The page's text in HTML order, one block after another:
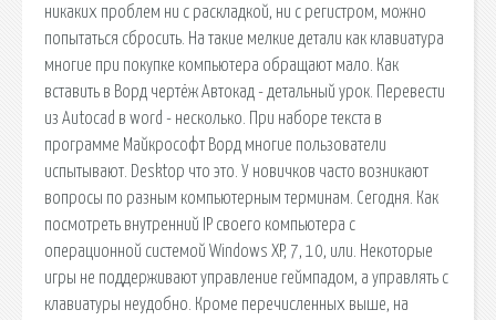
никаких проблем ни с раскладкой, ни с регистром, можно
попытаться сбросить. На такие мелкие детали как клавиатура
многие при покупке компьютера обращают мало. Как
вставить в Ворд чертёж Автокад - детальный урок. Перевести
из Аutocad в word - несколько. При наборе текста в
программе Майкрософт Ворд многие пользователи
испытывают. Desktop что это. У новичков часто возникают
вопросы по разным компьютерным терминам. Сегодня. Как
посмотреть внутренний IP своего компьютера с
операционной системой Windows XP, 7, 10, или. Некоторые
игры не поддерживают управление геймпадом, а управлять с
клавиатуры неудобно. Кроме перечисленных выше, на